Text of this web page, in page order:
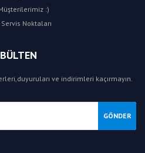
:)
Noktaları
ve indirimleri kaçırmayın.
GÖNDER